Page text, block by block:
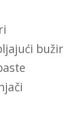
bužir